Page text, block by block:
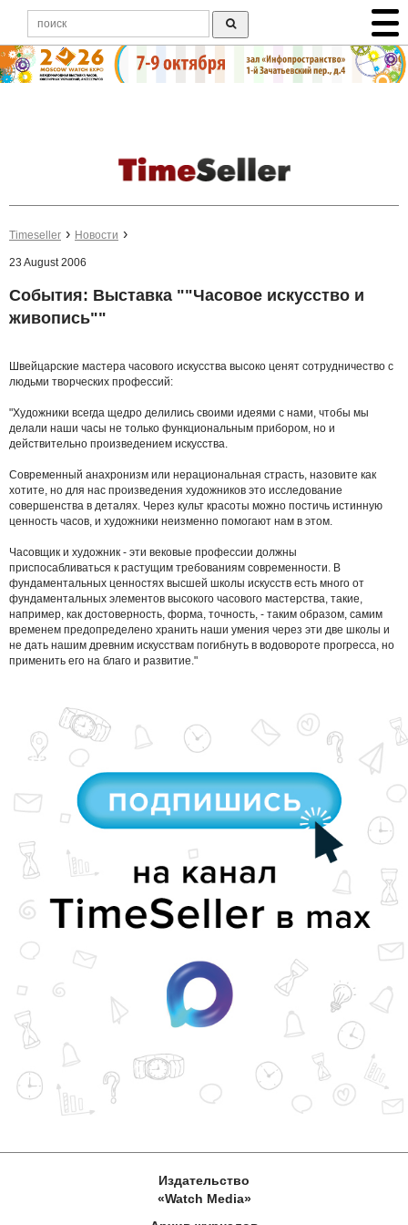
Timeseller Новости
23 August 2006
События: Выставка ""Часовое искусство и
живопись""
Швейцарские мастера часового искусства высоко ценят сотрудничество с
людьми творческих профессий:
"Художники всегда щедро делились своими идеями с нами, чтобы мы
делали наши часы не только функциональным прибором, но и
действительно произведением искусства.
Современный анахронизм или нерациональная страсть, назовите как
хотите, но для нас произведения художников это исследование
совершенства в деталях. Через культ красоты можно постичь истинную
ценность часов, и художники неизменно помогают нам в этом.
Часовщик и художник - эти вековые профессии должны
приспосабливаться к растущим требованиям современности. В
фундаментальных ценностях высшей школы искусств есть много от
фундаментальных элементов высокого часового мастерства, такие,
например, как достоверность, форма, точность, - таким образом, самим
временем предопределено хранить наши умения через эти две школы и
не дать нашим древним искусствам погибнуть в водовороте прогресса, но
применить его на благо и развитие."
Издательство
«Watch Media»